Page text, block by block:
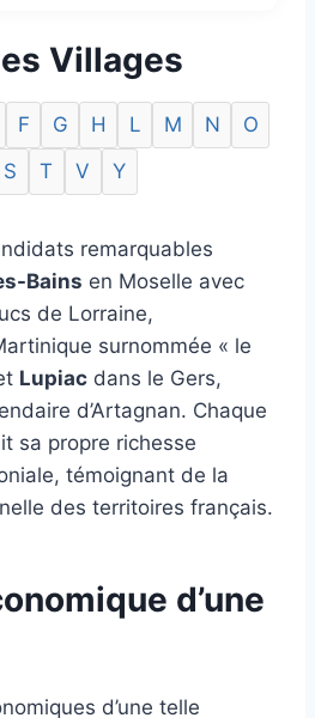
Villages
F G H L M N
O
S T V Y
remarquables
Bains en Moselle avec
de Lorraine,
surnommée « le
Lupiac dans le Gers,
d’Artagnan. Chaque
sa propre richesse
témoignant de la
des territoires français.
d’une
d’une telle